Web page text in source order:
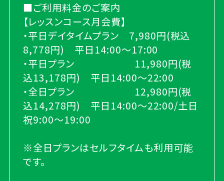
■ご利用料金のご案内
【レッスンコース月会費】
・平日デイタイムプラン 7,980円(税込
8,778円) 平日14:00～17:00
・平日プラン 11,980円(税
込13,178円) 平日14:00～22:00
・全日プラン 12,980円(税
込14,278円) 平日14:00～22:00/土日
祝9:00～19:00
※全日プランはセルフタイムも利用可能
です。